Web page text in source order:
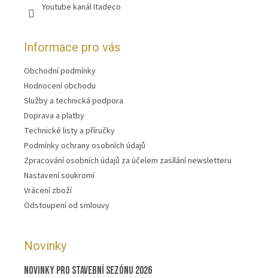
Youtube kanál Itadeco
Informace pro vás
Obchodní podmínky
Hodnocení obchodu
Služby a technická podpora
Doprava a platby
Technické listy a příručky
Podmínky ochrany osobních údajů
Zpracování osobních údajů za účelem zasílání newsletteru
Nastavení soukromí
Vrácení zboží
Odstoupení od smlouvy
Novinky
Novinky pro stavební sezónu 2026